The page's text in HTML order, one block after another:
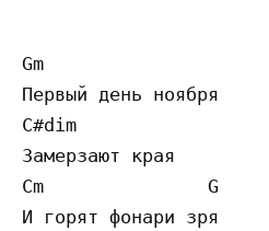
Gm
Первый день ноября
C#dim
Замерзают края
Cm               G
И горят фонари зря